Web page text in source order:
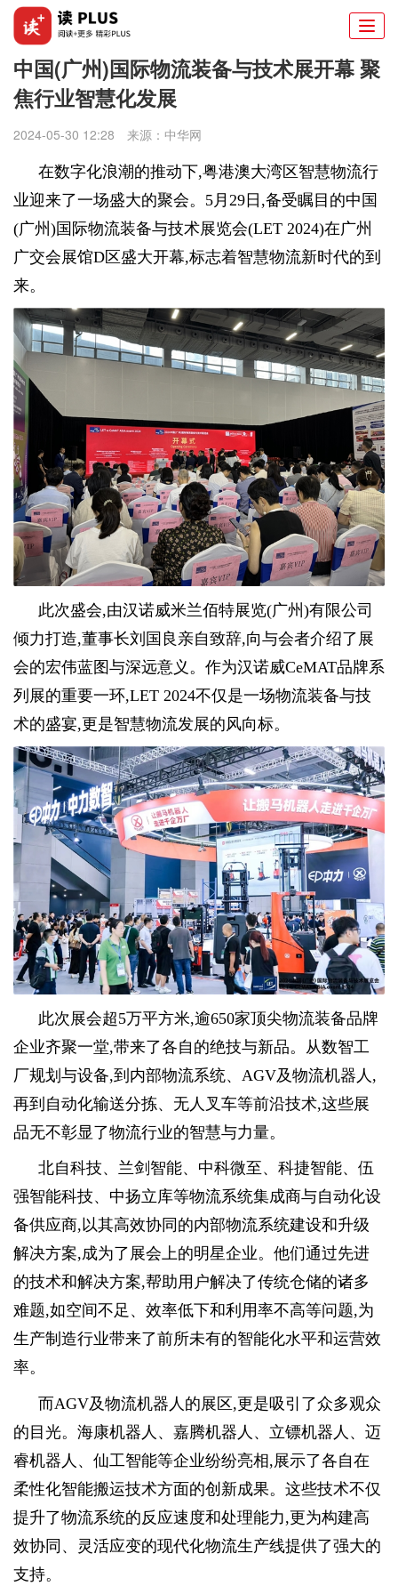
中国(广州)国际物流装备与技术展开幕 聚
焦行业智慧化发展
2024-05-30 12:28 来源： 中华网
在数字化浪潮的推动下,粤港澳大湾区智慧物流行
业迎来了一场盛大的聚会。5月29日,备受瞩目的中国
(广州)国际物流装备与技术展览会(LET 2024)在广州
广交会展馆D区盛大开幕,标志着智慧物流新时代的到
来。
此次盛会,由汉诺威米兰佰特展览(广州)有限公司
倾力打造,董事长刘国良亲自致辞,向与会者介绍了展
会的宏伟蓝图与深远意义。作为汉诺威CeMAT品牌系
列展的重要一环,LET 2024不仅是一场物流装备与技
术的盛宴,更是智慧物流发展的风向标。
此次展会超5万平方米,逾650家顶尖物流装备品牌
企业齐聚一堂,带来了各自的绝技与新品。从数智工
厂规划与设备,到内部物流系统、AGV及物流机器人,
再到自动化输送分拣、无人叉车等前沿技术,这些展
品无不彰显了物流行业的智慧与力量。
北自科技、兰剑智能、中科微至、科捷智能、伍
强智能科技、中扬立库等物流系统集成商与自动化设
备供应商,以其高效协同的内部物流系统建设和升级
解决方案,成为了展会上的明星企业。他们通过先进
的技术和解决方案,帮助用户解决了传统仓储的诸多
难题,如空间不足、效率低下和利用率不高等问题,为
生产制造行业带来了前所未有的智能化水平和运营效
率。
而AGV及物流机器人的展区,更是吸引了众多观众
的目光。海康机器人、嘉腾机器人、立镖机器人、迈
睿机器人、仙工智能等企业纷纷亮相,展示了各自在
柔性化智能搬运技术方面的创新成果。这些技术不仅
提升了物流系统的反应速度和处理能力,更为构建高
效协同、灵活应变的现代化物流生产线提供了强大的
支持。